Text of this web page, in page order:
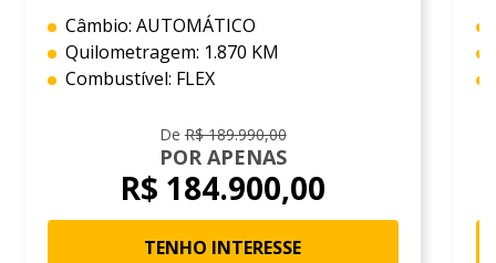
Câmbio: AUTOMÁTICO
Quilometragem: 1.870 KM
Combustível: FLEX
DeR$ 189.990,00
POR APENAS
R$ 184.900,00
TENHO INTERESSE